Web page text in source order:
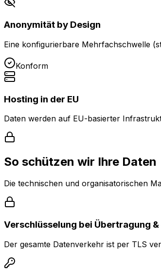
Anonymität by Design
Eine konfigurierbare Mehrfachschwelle
Konform
Hosting in der EU
Daten werden auf EU-basierter
So schützen wir Ihre Daten
Die technischen und organisatorischen
Verschlüsselung bei Übertragung
Der gesamte Datenverkehr ist per TLS